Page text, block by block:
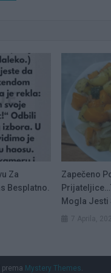
Za
Besplatno.
Zapečeno
Mogla Jesti
prema Mystery Themes.